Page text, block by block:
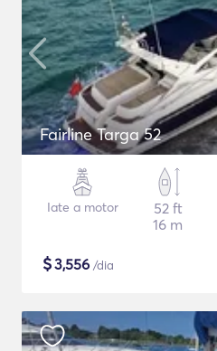
Fairline Targa 52
Iate a motor
52 ft
16 m
$3,556 /dia